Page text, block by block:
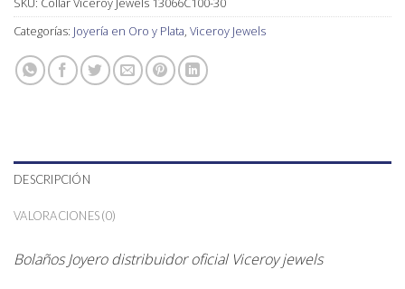
Categorías: Joyería en Oro y Plata Viceroy Jewels
DESCRIPCIÓN
VALORACIONES (0)
Bolaños Joyero distribuidor oficial Viceroy jewels